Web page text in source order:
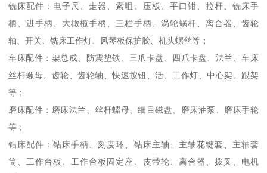
铣床配件：电子尺、走器、索咀、压板、平口钳、拉杆、铣床手
柄、进手柄、大橄榄手柄、三栏手柄、涡轮蜗杆、离合器、齿轮
轴、开关、铣床工作灯、风琴板保护胶、机头螺丝等；
车床配件：架总成、防震垫铁、三爪卡盘、四爪卡盘、法兰、车床
丝杆螺母、齿轮、齿轮轴、快速按钮、活、工作灯、中心架、跟架
等；
磨床配件：磨床法兰、丝杆螺母、细目磁盘、磨床油泵、磨床手轮
等；
钻床配件：钻床手柄、刻度环、钻床主轴、主轴花键套、主轴套
筒、工作台板、工作台板固定座、皮带轮、离合器、拨叉、电机